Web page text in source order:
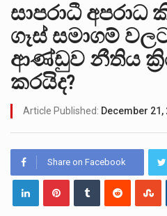
සාපරාධී
ගෑස් සමාගම්
ආණ්ඩුව නීතිය
කරයිද?
Article Published: December 21,
Share on Facebook